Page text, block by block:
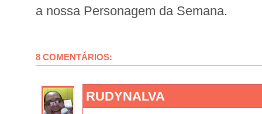
a nossa Personagem da Semana.
8 COMENTÁRIOS:
RUDYNALVA